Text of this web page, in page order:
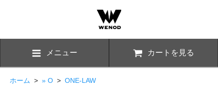
メニュー カートを見る
ホーム > » O > ONE-LAW